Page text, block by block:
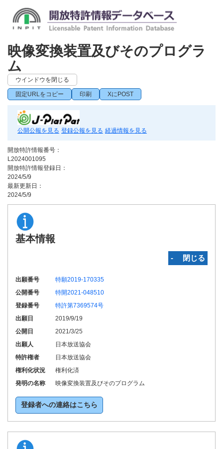
映像変換装置及びそのプログラ
ム
ウインドウを閉じる
固定URLをコピー 印刷 XにPOST
公開公報を見る 登録公報を見る 経過情報を見る
開放特許情報番号：
L2024001095
開放特許情報登録日：
2024/5/9
最新更新日：
2024/5/9
基本情報
‐ 閉じる
出願番号
特願2019-170335
公開番号
特開2021-048510
登録番号
特許第7369574号
出願日
2019/9/19
公開日
2021/3/25
出願人
日本放送協会
特許権者
日本放送協会
権利化状況
権利化済
発明の名称
映像変換装置及びそのプログラム
登録者への連絡はこちら